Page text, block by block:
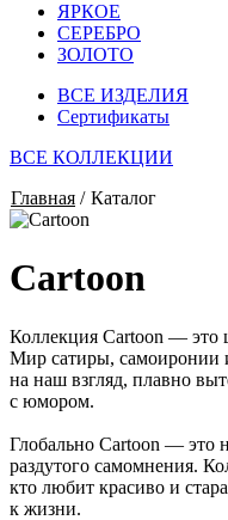
ЯРКОЕ
СЕРЕБРО
ЗОЛОТО
ВСЕ ИЗДЕЛИЯ
Сертификаты
ВСЕ КОЛЛЕКЦИИ
Главная / Каталог
Cartoon
Коллекция Cartoon — это
Мир сатиры, самоиронии
на наш взгляд, плавно
с юмором.
Глобально Cartoon — это
раздутого самомнения.
кто любит красиво и
к жизни.